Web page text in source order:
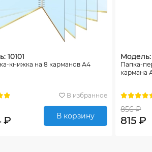
10101
книжка на 8 карманов А4
В избранное
₽ В корзину
Модель:
Папка-
кармана
856 ₽
815 ₽